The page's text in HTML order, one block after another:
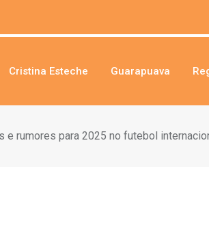
Cristina Esteche Guarapuava
e rumores para 2025 no futebol